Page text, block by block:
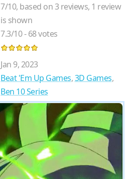
7/10, based on3 reviews, 1 review
is shown
7.3/10-68votes
Jan 9, 2023
Beat 'Em Up Games,3D Games,
Ben 10 Series